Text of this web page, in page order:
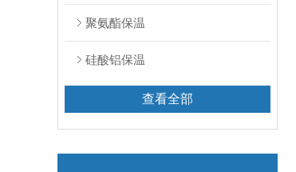
聚氨酯保温
硅酸铝保温
查看全部